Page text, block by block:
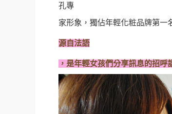
孔專
家形象，獨佔年輕化粧品牌第一
源自法語
，是年輕女孩們分享訊息的招呼